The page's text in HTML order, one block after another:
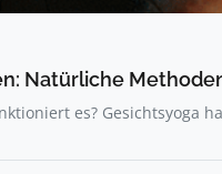
Natürliche
es? Gesichtsyoga